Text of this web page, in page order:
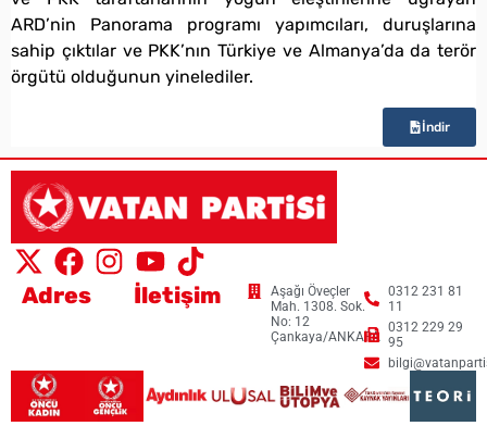
ARD’nin Panorama programı yapımcıları, duruşlarına
sahip çıktılar ve PKK’nın Türkiye ve Almanya’da da terör
örgütü olduğunun yinelediler.
İndir
Adres
Aşağı Öveçler
Mah. 1308. Sok.
No: 12
Çankaya/ANKARA
İletişim
0312 231 81
11
0312 229 29
95